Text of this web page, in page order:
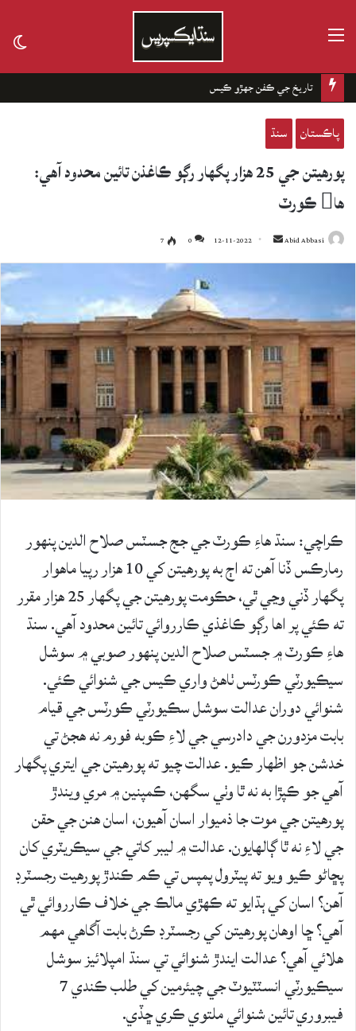
تاريخ جي ڪفن جھڙو ڪيس
پاڪستان سنڌ
پورهيتن جي 25 هزار پگهار رڳو ڪاغذن تائين محدود آهي:
ها ڪورٽ
Abid Abbasi
Send
an
12-11-2022
0
7
ڪراچي: سنڌ هاءِ ڪورٽ جي جج جسٽس صلاح الدين پنهور
رمارڪس ڏنا آهن ته اڄ به پورهيتن کي 10 هزار رپيا ماهوار
پگهار ڏني وڃي ٿي، حڪومت پورهيتن جي پگهار 25 هزار مقرر
ته ڪئي پر اها رڳو ڪاغذي ڪارروائي تائين محدود آهي. سنڌ
هاءِ ڪورٽ ۾ جسٽس صلاح الدين پنهور صوبي ۾ سوشل
سيڪيورٽي ڪورٽس ٺاهڻ واري ڪيس جي شنوائي ڪئي.
شنوائي دوران عدالت سوشل سڪيورٽي ڪورٽس جي قيام
بابت مزدورن جي دادرسي جي لاءِ ڪوبه فورم نه هجڻ تي
خدشن جو اظهار ڪيو. عدالت چيو ته پورهيتن جي ايتري پگهار
آهي جو ڪپڙا به نه ٿا وٺي سگهن، ڪمپنين ۾ مري ويندڙ
پورهيتن جي موت جا ذميوار اسان آهيون، اسان هنن جي حقن
جي لاءِ نه ٿا ڳالهايون. عدالت ۾ ليبر کاتي جي سيڪريٽري کان
پڇاڻو ڪيو ويو ته پيٽرول پمپس تي ڪم ڪندڙ پورهيت رجسٽرڊ
آهن؟ اسان کي ٻڌايو ته ڪهڙي مالڪ جي خلاف ڪارروائي ٿي
آهي؟ ڇا اوهان پورهيتن کي رجسٽرڊ ڪرڻ بابت آگاهي مهم
هلائي آهي؟ عدالت ايندڙ شنوائي تي سنڌ امپلائيز سوشل
سيڪيورٽي انسٽٽيوٽ جي چيئرمين کي طلب ڪندي 7
فيبروري تائين شنوائي ملتوي ڪري ڇڏي.